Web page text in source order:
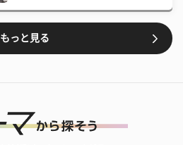
もっと見る